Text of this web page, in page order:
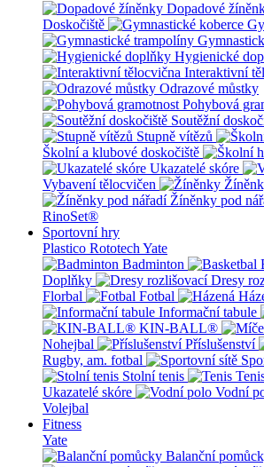
Dopadové
Doskočiště
Hygienické
Interaktivní
Odrazové můstky
Pohybová
Soutěžní
Stupně vítězů
Školní a klubové doskočiště
Ukazatelé skóre
Vybavení tělocvičen
Žíněnky pod
RinoSet®
Sportovní hry
Plastico Rototech Yate
Badminton
Doplňky
Dresy
Florbal
Fotbal
Informační tabule
KIN-BALL®
Nohejbal
Příslušenství
Rugby, am. fotbal
Stolní tenis
Ukazatelé skóre
Vodní
Volejbal
Fitness
Yate
Balanční